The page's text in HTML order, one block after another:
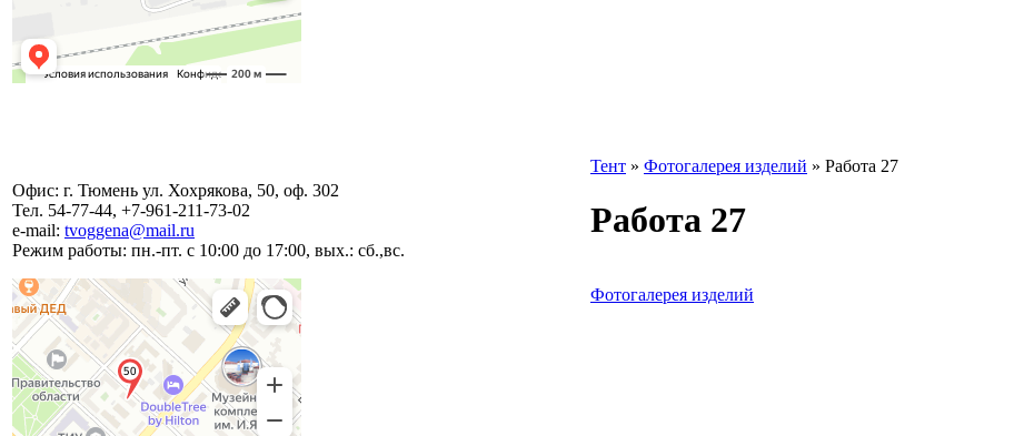
Офис: г. Тюмень ул. Хохрякова, 50, оф. 302
Тел. 54-77-44, +7-961-211-73-02
e-mail: tvoggena@mail.ru
Режим работы: пн.-пт. с 10:00 до 17:00, вых.: сб.,вс.
Тент » Фотогалерея изделий » Работа 27
Работа 27
Фотогалерея изделий